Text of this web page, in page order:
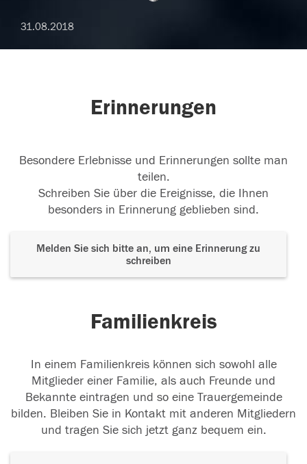
31.08.2018
Erinnerungen
Besondere Erlebnisse und Erinnerungen sollte man
teilen.
Schreiben Sie über die Ereignisse, die Ihnen
besonders in Erinnerung geblieben sind.
Melden Sie sich bitte an, um eine Erinnerung zu
schreiben
Familienkreis
In einem Familienkreis können sich sowohl alle
Mitglieder einer Familie, als auch Freunde und
Bekannte eintragen und so eine Trauergemeinde
bilden. Bleiben Sie in Kontakt mit anderen Mitgliedern
und tragen Sie sich jetzt ganz bequem ein.